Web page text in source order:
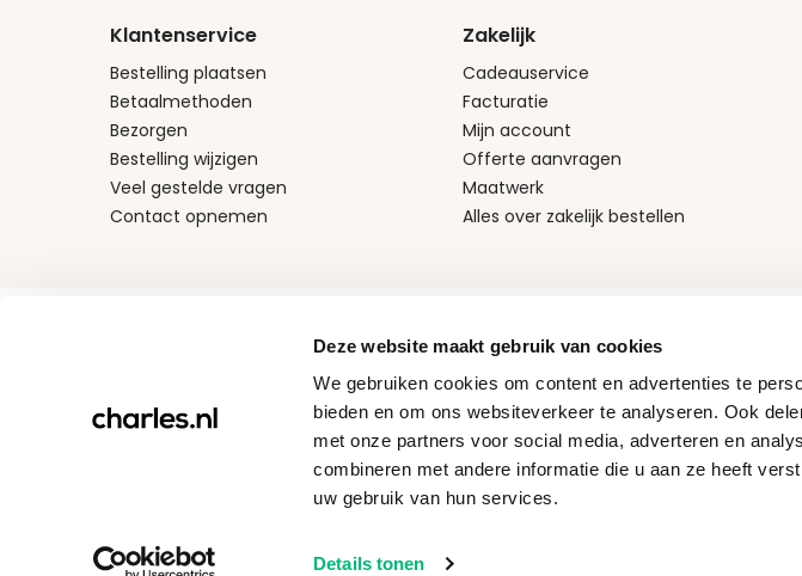
Deze website maakt gebruik van cookies
We gebruiken cookies om content en advertenties te
bieden en om ons websiteverkeer te analyseren. Ook
met onze partners voor social media, adverteren en
combineren met andere informatie die u aan ze heeft
uw gebruik van hun services.
Details tonen
Klantenservice
Bestelling plaatsen
Betaalmethoden
Bezorgen
Bestelling wijzigen
Veel gestelde vragen
Contact opnemen
Zakelijk
Cadeauservice
Facturatie
Mijn account
Offerte aanvragen
Maatwerk
Alles over zakelijk bestellen